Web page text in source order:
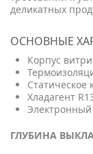
деликатных
ОСНОВНЫЕ
Корпус
Статическое
Хладагент
ГЛУБИНА